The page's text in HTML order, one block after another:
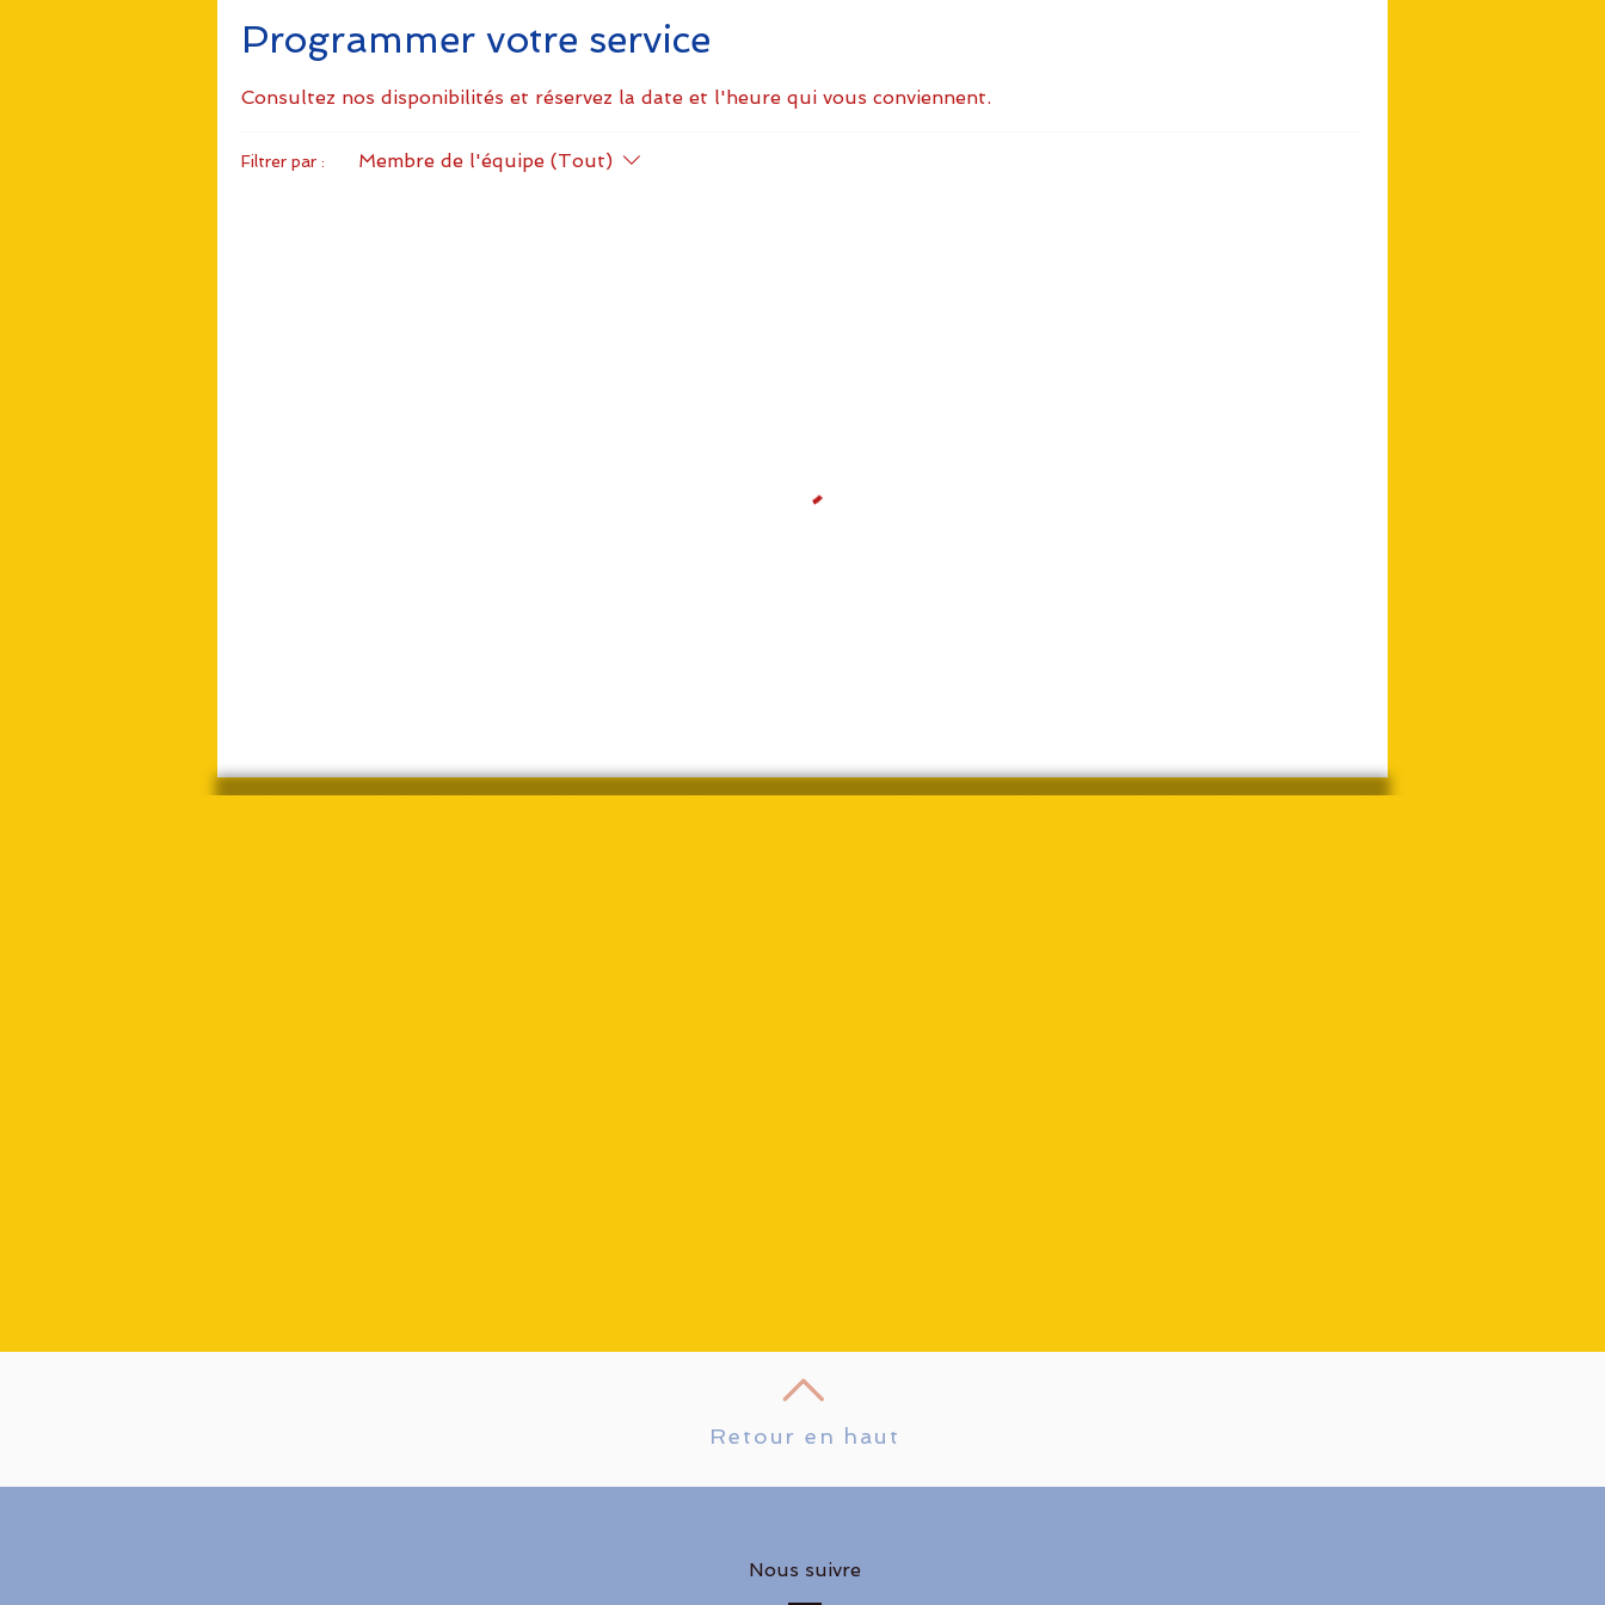
Programmer votre service
Consultez nos disponibilités et réservez la date et l'heure qui vous conviennent.
Filtrer par : Membre de l'équipe (Tout)
Retour en haut
Nous suivre